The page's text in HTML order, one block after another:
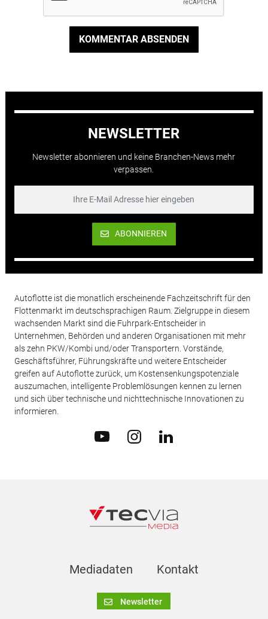
KOMMENTAR ABSENDEN
NEWSLETTER
Newsletter abonnieren und keine Branchen-News mehr
verpassen.
ABONNIEREN
Autoflotte ist die monatlich erscheinende Fachzeitschrift für den
Flottenmarkt im deutschsprachigen Raum. Zielgruppe in diesem
wachsenden Markt sind die Fuhrpark-Entscheider in
Unternehmen, Behörden und anderen Organisationen mit mehr
als zehn PKW/Kombi und/oder Transportern. Vorstände,
Geschäftsführer, Führungskräfte und weitere Entscheider
greifen auf Autoflotte zurück, um Kostensenkungspotenziale
auszumachen, intelligente Problemlösungen kennen zu lernen
und sich über technische und nichttechnische Innovationen zu
informieren.
Mediadaten Kontakt
Newsletter